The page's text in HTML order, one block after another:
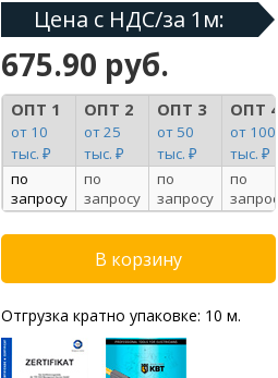
Цена с НДС/за 1м:
675.90 руб.
ОПТ 1
от 10
тыс. ₽
ОПТ 2
от 25
тыс. ₽
ОПТ 3
от 50
тыс. ₽
ОПТ 4
от 100
тыс. ₽
по
запросу
по
запросу
по
запросу
по
запросу
Отгрузка кратно упаковке: 10 м.